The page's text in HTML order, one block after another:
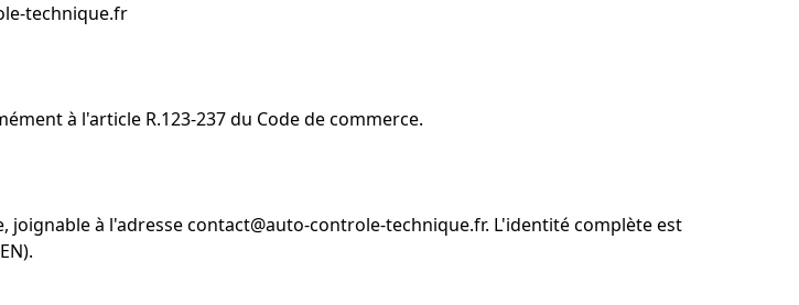
technique.fr
à l'article R.123-237 du Code de commerce.
joignable à l'adressecontact@auto-controle-technique.fr. L'identité complète est